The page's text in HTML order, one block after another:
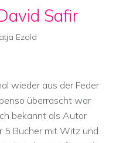
Safir
Ezold
wieder aus der Feder
überrascht war
bekannt als Autor
5 Bücher mit Witz und